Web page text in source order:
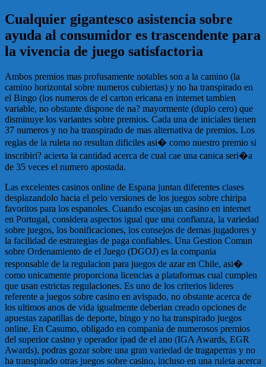
Cualquier gigantesco asistencia sobre
ayuda al consumidor es trascendente para
la vivencia de juego satisfactoria
Ambos premios mas profusamente notables son a la camino (la
camino horizontal sobre numeros cubiertas) y no ha transpirado en
el Bingo (los numeros de el carton ericana en internet tambien
variable, no obstante dispone de na? mayormente (duplo cero) que
disminuye los variantes sobre premios. Cada una de iniciales tienen
37 numeros y no ha transpirado de mas alternativa de premios. Los
reglas de la ruleta no resultan dificiles asi� como nuestro premio si
inscribiri? acierta la cantidad acerca de cual cae una canica seri�a
de 35 veces el numero apostada.
Las excelentes casinos online de Espana juntan diferentes clases
desplazandolo hacia el pelo versiones de los juegos sobre chiripa
favoritos para los espanoles. Cuando escojas un casino en internet
en Portugal, considera aspectos igual que una confianza, la variedad
sobre juegos, los bonificaciones, los consejos de demas jugadores y
la facilidad de estrategias de paga confiables. Una Gestion Comun
sobre Ordenamiento de el Juego (DGOJ) es la compania
responsable de la regulacion para juegos de azar en Chile, asi�
como unicamente proporciona licencias a plataformas cual cumplen
que usan estrictas regulaciones. Es uno de los criterios lideres
referente a juegos sobre casino en avispado, no obstante acerca de
los ultimos anos de vida igualmente deberian creado opciones de
apuestas zapatillas de deporte, bingo y no ha transpirado juegos
online. En Casumo, obligado en compania de numerosos premios
del superior casino y operador ipad de el ano (IGA Awards, EGR
Awards), podras gozar sobre una gran variedad de tragaperras y no
ha transpirado otras juegos sobre casino, incluso en una ruleta acerca